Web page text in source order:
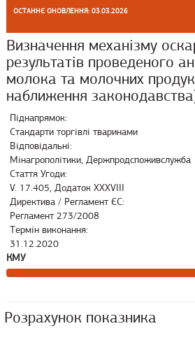
ОСТАННЄ ОНОВЛЕННЯ: 03.03.2026
Визначення механізму
результатів проведеного
молока та молочних
наближення
Піднапрямок:
Стандарти торгівлі тваринами
Відповідальні:
Мінагрополітики, Держпродспоживслужба
Стаття Угоди:
V. 17.405, Додаток XXXVIII
Директива / Регламент ЄС:
Регламент 273/2008
Термін виконання:
31.12.2020
КМУ
Розрахунок показника